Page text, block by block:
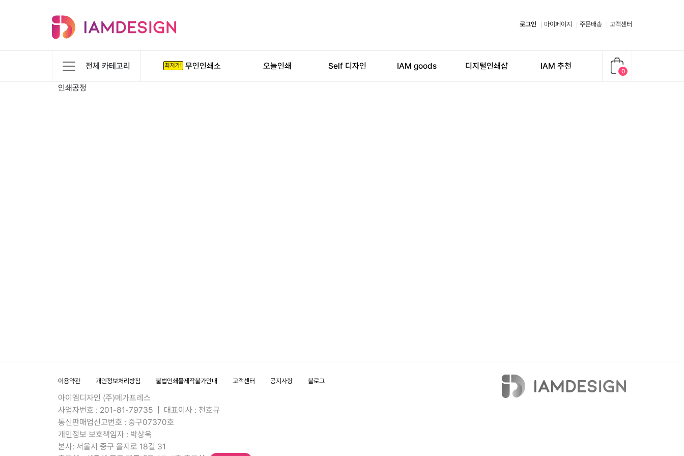
로그인 마이페이지 주문배송 고객센터
전체 카테고리 최저가! 무인인쇄소 오늘인쇄 Self 디자인 IAM goods 디지털인쇄샵 IAM 추천
0
인쇄공정
이용약관 개인정보처리방침 불법인쇄물제작불가안내 고객센터 공지사항 블로그
아이엠디자인 (주)메가프레스
사업자번호 : 201-81-79735 | 대표이사 : 천호규
통신판매업신고번호 : 중구07370호
개인정보 보호책임자 : 박상욱
본사: 서울시 중구 을지로 18길 31